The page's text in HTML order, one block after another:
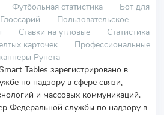
Футбольная статистика
Бот для
Глоссарий
Пользовательское
Ставки на угловые
Статистика
карточек
Профессиональные
капперы Рунета
Tables зарегистрировано в
по надзору в сфере связи,
и массовых коммуникаций.
Федеральной службы по надзору в